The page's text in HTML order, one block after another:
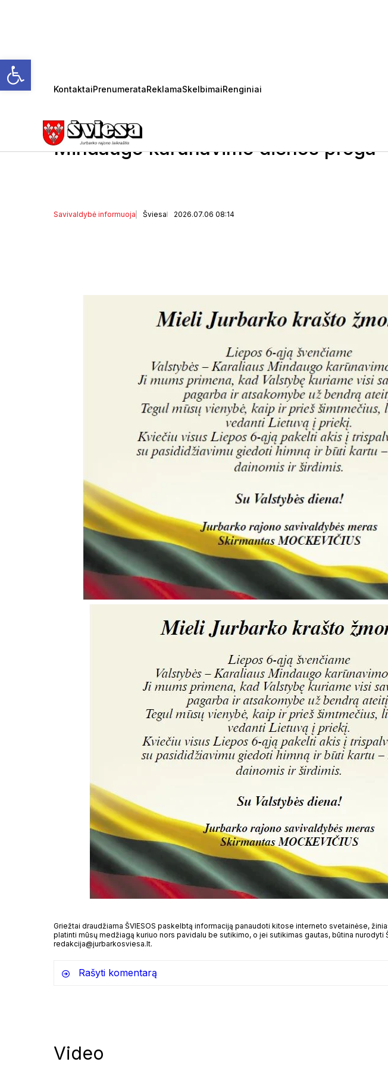
Open toolbar
KontaktaiPrenumerataReklamaSkelbimaiRenginiai
Jurbarko rajono savivaldybės mero
Mockevičiaus sveikinimas Valstybės
Mindaugo karūnavimo dienos proga
Savivaldybė informuoja Šviesa 2026.07.06 08:14
Griežtai draudžiama ŠVIESOS paskelbtą informaciją panaudoti kitose interneto svetainėse,
platinti mūsų medžiagą kuriuo nors pavidalu be sutikimo, o jei sutikimas gautas, būtina nurodyti
redakcija@jurbarkosviesa.lt.
Rašyti komentarą
Video